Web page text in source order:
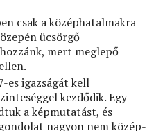
csak a középhatalmakra
ücsörgő
mert meglepő
es igazságát kell
kezdődik. Egy
a képmutatást, és
nagyon nem közép-